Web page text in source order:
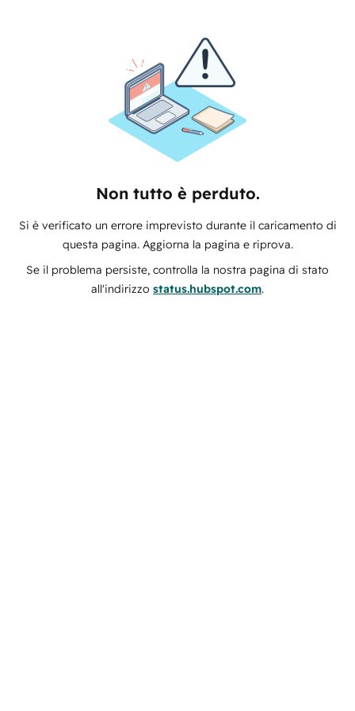
Non tutto è perduto.
Si è verificato un errore imprevisto durante il caricamento di
questa pagina. Aggiorna la pagina e riprova.
Se il problema persiste, controlla la nostra pagina di stato
all'indirizzo status.hubspot.com.